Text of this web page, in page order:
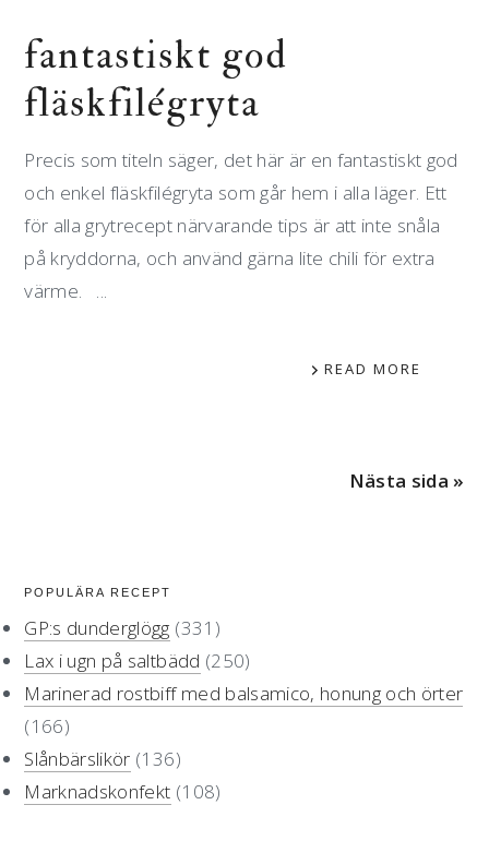
fantastiskt god
fläskfilégryta
Precis som titeln säger, det här är en fantastiskt god
och enkel fläskfilégryta som går hem i alla läger. Ett
för alla grytrecept närvarande tips är att inte snåla
på kryddorna, och använd gärna lite chili för extra
värme. ...
READ MORE
Nästa sida »
primärt
sidofält
POPULÄRA RECEPT
GP:s dunderglögg (331)
Lax i ugn på saltbädd (250)
Marinerad rostbiff med balsamico, honung och örter
(166)
Slånbärslikör (136)
Marknadskonfekt (108)